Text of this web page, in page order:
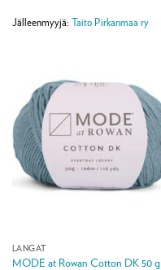
Jälleenmyyjä: Taito Pirkanmaa ry
LANGAT
MODE at Rowan Cotton DK 50 g